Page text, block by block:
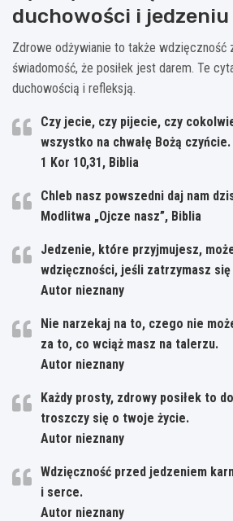
duchowości i jedzeniu
Zdrowe odżywianie to także wdzięczność
świadomość, że posiłek jest darem. Te
duchowością i refleksją.
Czy jecie, czy pijecie, czy
wszystko na chwałę Bożą czyńcie.
1 Kor 10,31, Biblia
Chleb nasz powszedni daj nam
Modlitwa „Ojcze nasz”, Biblia
Jedzenie, które przyjmujesz,
wdzięczności, jeśli zatrzymasz
Autor nieznany
Nie narzekaj na to, czego nie
za to, co wciąż masz na talerzu.
Autor nieznany
Każdy prosty, zdrowy posiłek to
troszczy się o twoje życie.
Autor nieznany
Wdzięczność przed jedzeniem
i serce.
Autor nieznany